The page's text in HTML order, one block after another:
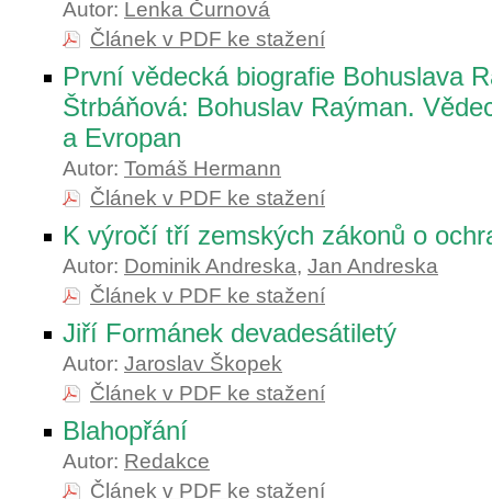
Autor: Lenka Čurnová
Článek v PDF ke stažení
První vědecká biografie Bohuslava
Štrbáňová: Bohuslav Raýman.
a Evropan
Autor: Tomáš Hermann
Článek v PDF ke stažení
K výročí tří zemských zákonů o
Autor: Dominik Andreska, Jan Andreska
Článek v PDF ke stažení
Jiří Formánek devadesátiletý
Autor: Jaroslav Škopek
Článek v PDF ke stažení
Blahopřání
Autor: Redakce
Článek v PDF ke stažení